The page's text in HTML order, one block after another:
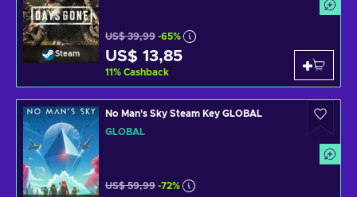
Steam
US$ 39,99 -65%
US$ 13,85
11% Cashback
No Man's Sky Steam Key GLOBAL
GLOBAL
US$ 59,99 -72%